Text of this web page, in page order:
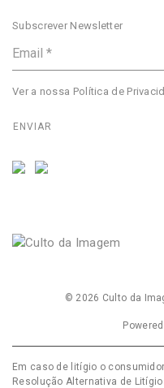
Subscrever Newsletter
Ver a nossa Política de
© 2026 Culto da
Em caso de litígio o
Resolução Alternativa de